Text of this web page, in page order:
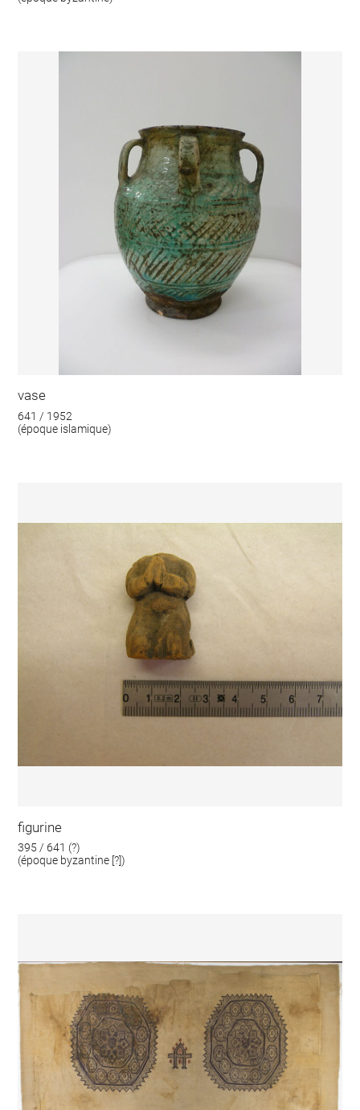
vase
641 / 1952
(époque islamique)
figurine
395 / 641 (?)
(époque byzantine [?])